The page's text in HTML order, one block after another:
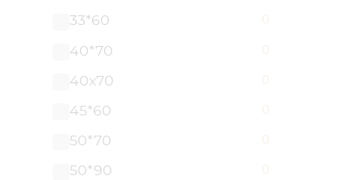
33*60 0
40*70 0
40x70 0
45*60 0
50*70 0
50*90 0